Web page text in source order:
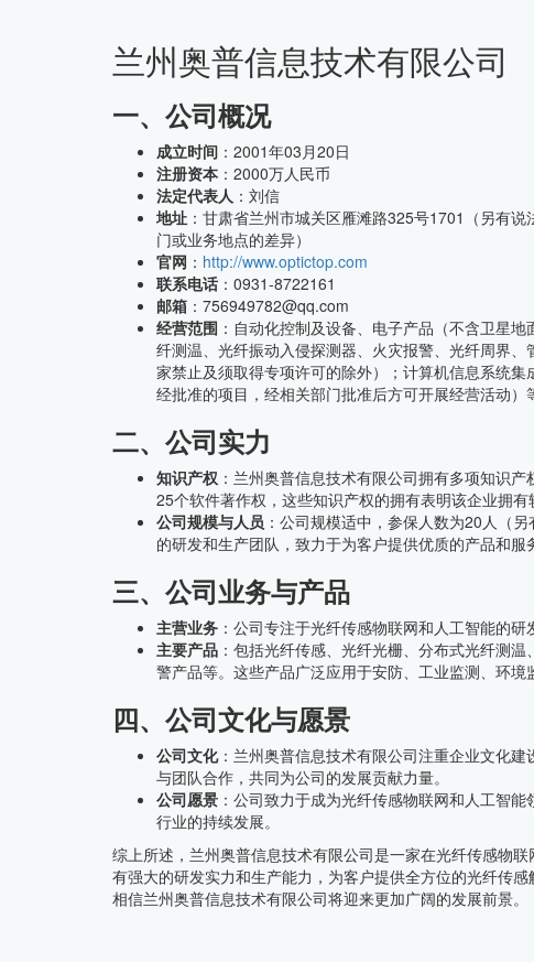
CMMI中文网
兰州奥普信息技术有限公司
一、公司概况
成立时间 ：2001年03月20日
注册资本 ：2000万人民币
法定代表人 ：刘信
地址 ：甘肃省兰州市城关区雁滩路325号1701（另有
门或业务地点的差异）
官网 ： http://www.optictop.com
联系电话 ：0931-8722161
邮箱 ：756949782@qq.com
经营范围 ：自动化控制及设备、电子产品（不含卫星
纤测温、光纤振动入侵探测器、火灾报警、光纤周界
家禁止及须取得专项许可的除外）；计算机信息系统
经批准的项目，经相关部门批准后方可开展经营活动）
二、公司实力
知识产权 ：兰州奥普信息技术有限公司拥有多项知识
25个软件著作权，这些知识产权的拥有表明该企业拥有
公司规模与人员 ：公司规模适中，参保人数为20人（
的研发和生产团队，致力于为客户提供优质的产品和服
三、公司业务与产品
主营业务 ：公司专注于光纤传感物联网和人工智能的
主要产品 ：包括光纤传感、光纤光栅、分布式光纤测
警产品等。这些产品广泛应用于安防、工业监测、环境
四、公司文化与愿景
公司文化：兰州奥普信息技术有限公司注重企业文化
与团队合作，共同为公司的发展贡献力量。
公司愿景 ：公司致力于成为光纤传感物联网和人工智
行业的持续发展。
综上所述，兰州奥普信息技术有限公司是一家在光纤传感物
有强大的研发实力和生产能力，为客户提供全方位的光纤传
相信兰州奥普信息技术有限公司将迎来更加广阔的发展前景。